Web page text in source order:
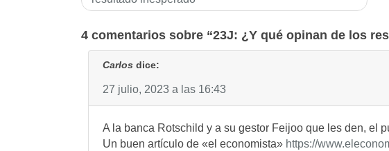
4 comentarios sobre “23J: ¿Y qué opinan de los
Carlos dice:
27 julio, 2023 a las 16:43
A la banca Rotschild y a su gestor Feijoo que les den, el
Un buen artículo de «el economista» https://